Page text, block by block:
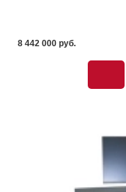
8 442 000 pуб.